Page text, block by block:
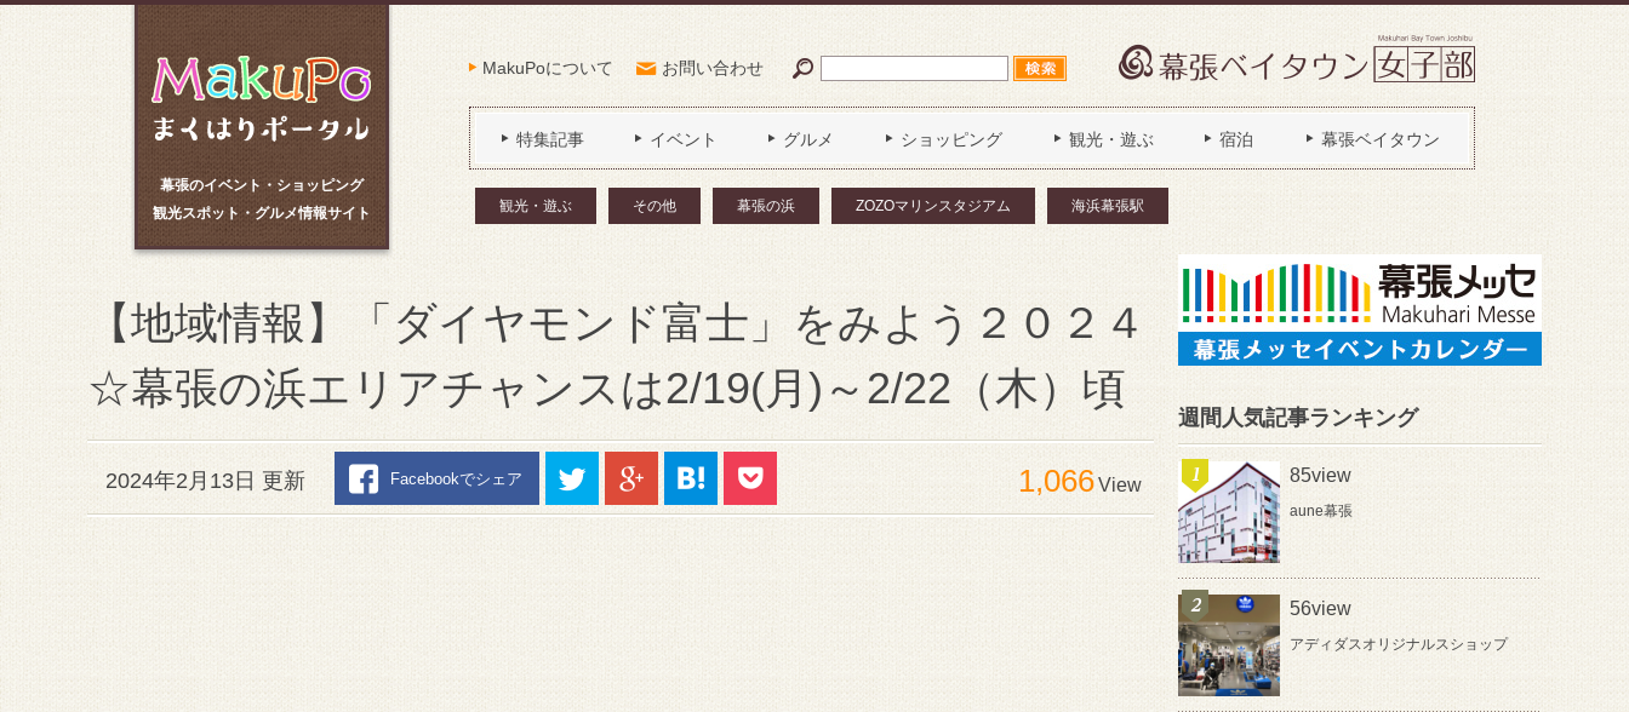
幕張のイベント・ショッピング
観光スポット・グルメ情報サイト
MakuPoについて お問い合わせ
特集記事 イベント グルメ ショッピング 観光・遊ぶ 宿泊 幕張ベイタウン
観光・遊ぶ その他 幕張の浜 ZOZOマリンスタジアム 海浜幕張駅
【地域情報】「ダイヤモンド富士」をみよう２０２４
☆幕張の浜エリアチャンスは2/19(月)～2/22（木）頃
2024年2月13日 更新 Facebookでシェア 1,066View
週間人気記事ランキング
85view
aune幕張
56view
アディダスオリジナルスショップ